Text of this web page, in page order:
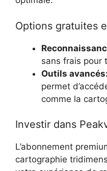
Options gratuites
sans frais pour
Outils avancés:
permet
comme la
Investir dans
L’abonnement
cartographie